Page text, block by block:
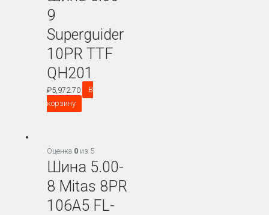
9
Superguider
10PR TTF
QH201
₽5,972.70
В
корзину
Оценка 0 из 5
Шина 5.00-
8 Mitas 8PR
106A5 FL-